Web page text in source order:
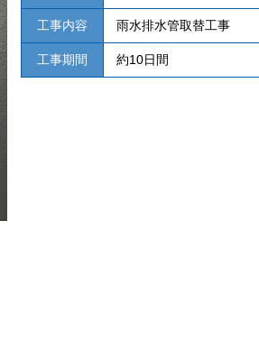
工事内容 雨水排水管取替工事
工事期間 約10日間